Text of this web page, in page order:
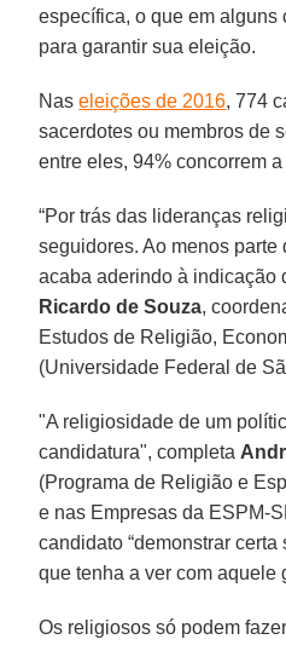
específica, o que em alguns
para garantir sua eleição.
Naseleições de 2016, 774
sacerdotes ou membros de
entre eles, 94% concorrem
“Por trás das lideranças
seguidores. Ao menos parte
acaba aderindo à indicação
Ricardo de Souza,
Estudos de Religião,
(Universidade Federal de
"A religiosidade de um
candidatura", completa
(Programa de Religião e
e nas Empresas da ESPM-
candidato “demonstrar certa
que tenha a ver com aquele
Os religiosos só podem